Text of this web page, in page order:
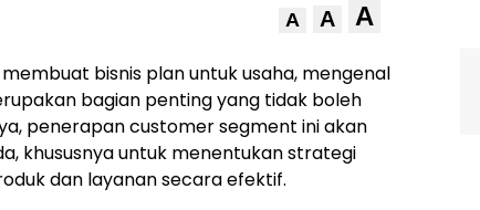
A A A
bisnis plan untuk usaha, mengenal
bagian penting yang tidak boleh
penerapan customer segment ini akan
khususnya untuk menentukan strategi
dan layanan secara efektif.